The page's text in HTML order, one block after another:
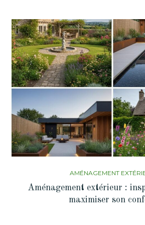
AMÉNAGEMENT
Aménagement extérieur :
maximiser son